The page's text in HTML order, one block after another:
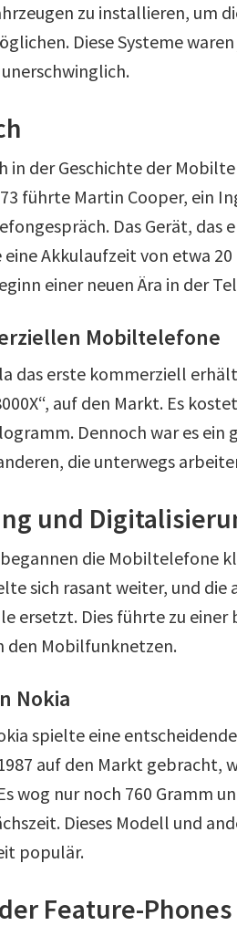
zu installieren, um
Diese Systeme
in der Geschichte der
führte Martin Cooper, ein
Das Gerät, das
Akkulaufzeit von etwa
einer neuen Ära in der
Mobiltelefone
das erste kommerziell
auf den Markt. Es
Dennoch war es
die unterwegs
und
die Mobiltelefone
sich rasant weiter, und die
ersetzt. Dies führte zu
den Mobilfunknetzen.
Nokia
spielte eine
auf den Markt gebracht,
wog nur noch 760 Gramm
Dieses Modell und
populär.
Feature-Phones